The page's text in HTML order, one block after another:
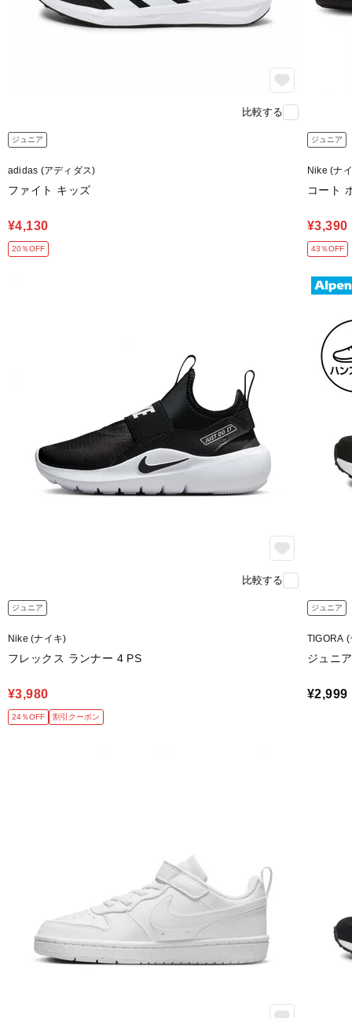
比較する
ジュニア
adidas (アディダス)
ファイト キッズ
¥4,130
20％OFF
ジュニア
Nike (ナ
コート
¥3,390
43％OFF
比較する
ジュニア
Nike (ナイキ)
フレックス ランナー 4 PS
¥3,980
24％OFF 割引クーポン
ジュニア
TIGORA
ジュニ
¥2,999